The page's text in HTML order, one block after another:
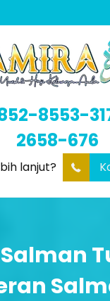
8553-
2658-676
lanjut?